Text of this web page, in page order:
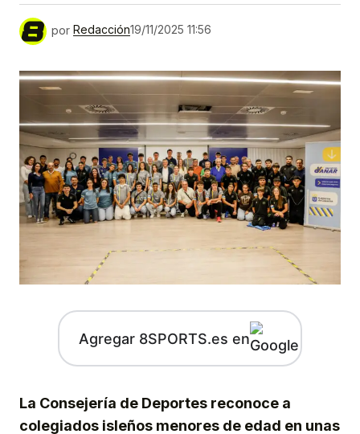
por Redacción19/11/2025 11:56
Agregar 8SPORTS.es en
La Consejería de Deportes reconoce a
colegiados isleños menores de edad en unas